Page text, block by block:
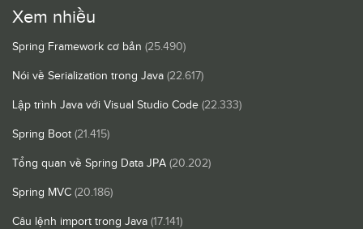
Xem nhiều
Spring Framework cơ bản (25.490)
Nói về Serialization trong Java (22.617)
Lập trình Java với Visual Studio Code (22.333)
Spring Boot (21.415)
Tổng quan về Spring Data JPA (20.202)
Spring MVC (20.186)
Câu lệnh import trong Java (17.141)